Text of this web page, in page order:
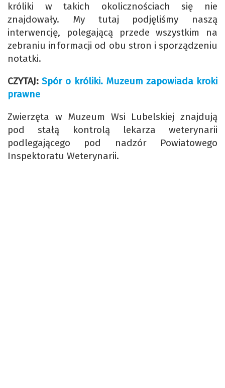
króliki w takich okolicznościach się nie
znajdowały. My tutaj podjęliśmy naszą
interwencję, polegającą przede wszystkim na
zebraniu informacji od obu stron i sporządzeniu
notatki.
CZYTAJ:Spór o króliki. Muzeum zapowiada kroki
prawne
Zwierzęta w Muzeum Wsi Lubelskiej znajdują
pod stałą kontrolą lekarza weterynarii
podlegającego pod nadzór Powiatowego
Inspektoratu Weterynarii.